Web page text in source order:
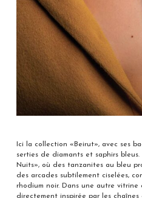
Ici la collection «Beirut», avec ses
serties de diamants et saphirs
Nuits», où des tanzanites au bleu
des arcades subtilement ciselées,
rhodium noir. Dans une autre
directement inspirée par les chaînes